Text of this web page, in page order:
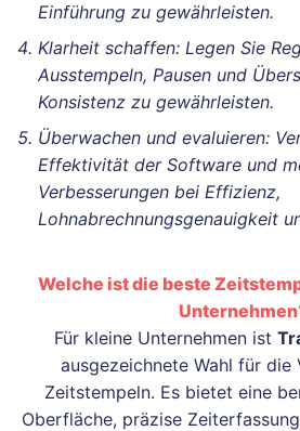
Einführung zu gewährleisten.
Klarheit schaffen: Legen Sie
Ausstempeln, Pausen und
Konsistenz zu gewährleisten.
Überwachen und evaluieren:
Effektivität der Software und
Verbesserungen bei Effizienz,
Lohnabrechnungsgenauigkeit
Welche ist die beste
Für kleine Unternehmen ist
ausgezeichnete Wahl für die
Zeitstempeln. Es bietet eine
Oberfläche, präzise